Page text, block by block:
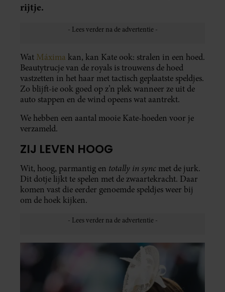
rijtje.
Wat Máxima kan, kan Kate ook: stralen in een hoed.
Beautytrucje van de royals is trouwens de hoed
vastzetten in het haar met tactisch geplaatste speldjes.
Zo blijft-ie ook goed op z’n plek wanneer ze uit de
auto stappen en de wind opeens wat aantrekt.
We hebben een aantal mooie Kate-hoeden voor je
verzameld.
ZIJ LEVEN HOOG
Wit, hoog, parmantig en totally in sync met de jurk.
Dit dotje lijkt te spelen met de zwaartekracht. Daar
komen vast die eerder genoemde speldjes weer bij
om de hoek kijken.